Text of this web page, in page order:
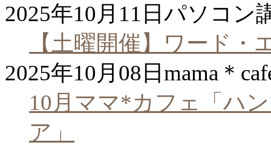
2025年10月11日 パソコン
【土曜開催】ワード・
2025年10月08日 mama＊
10月ママ*カフェ「ハ
ア」